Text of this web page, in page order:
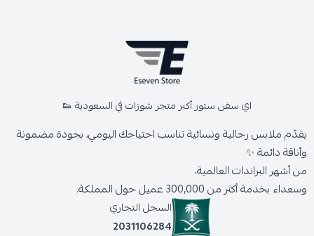
اي سفن ستور أكبر متجر شوزات في السعودية 👟
يقدّم ملابس رجالية ونسائية تناسب احتياجك اليومي، بجودة مضمونة
وأناقة دائمة ✨
من أشهر البراندات العالمية،
وسعداء بخدمة أكثر من 300,000 عميل حول المملكة.
السجل التجاري
2031106284